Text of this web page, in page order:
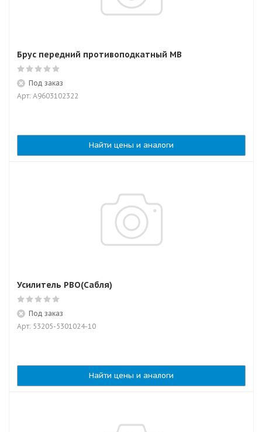
Брус передний противоподкатный MB
Под заказ
Арт: A9603102322
Найти цены и аналоги
Усилитель РВО(Сабля)
Под заказ
Арт: 53205-5301024-10
Найти цены и аналоги